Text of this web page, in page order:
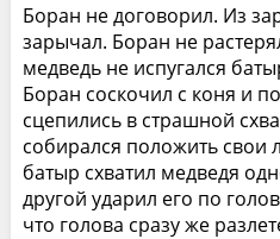
Боран не договорил. Из
зарычал. Боран не
медведь не испугался
Боран соскочил с коня и
сцепились в страшной
собирался положить свои
батыр схватил медведя
другой ударил его по
что голова сразу же